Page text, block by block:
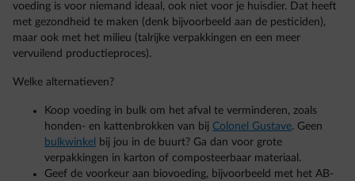
voeding is voor niemand ideaal, ook niet voor je huisdier. Dat heeft
met gezondheid te maken (denk bijvoorbeeld aan de pesticiden),
maar ook met het milieu (talrijke verpakkingen en een meer
vervuilend productieproces).
Welke alternatieven?
Koop voeding in bulk om het afval te verminderen, zoals
honden- en kattenbrokken van bij Colonel Gustave. Geen
bulkwinkel
bij jou in de buurt? Ga dan voor grote
verpakkingen in karton of composteerbaar materiaal.
Geef de voorkeur aan biovoeding, bijvoorbeeld met het AB-